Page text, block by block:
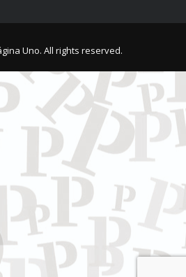
Uno. All rights reserved.